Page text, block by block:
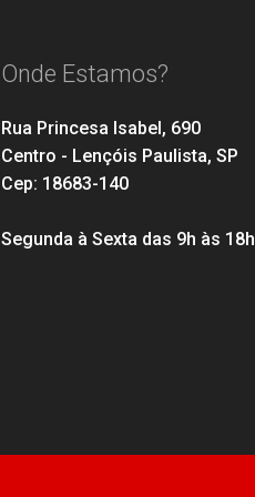
Onde Estamos?
Rua Princesa Isabel, 690
Centro - Lençóis Paulista, SP
Cep: 18683-140
Segunda à Sexta das 9h às 18h